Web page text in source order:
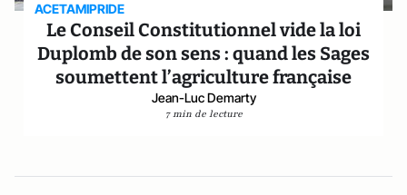
ACETAMIPRIDE
Le Conseil Constitutionnel vide la loi
Duplomb de son sens : quand les Sages
soumettent l’agriculture française
Jean-Luc Demarty
7 min de lecture